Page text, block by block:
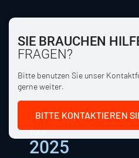
SIE BRAUCHEN
FRAGEN?
Bitte benutzen Sie unser
gerne weiter.
BITTE KONTAKTIEREN
2025